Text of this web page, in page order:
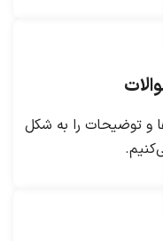
و توضیحات را به شکل